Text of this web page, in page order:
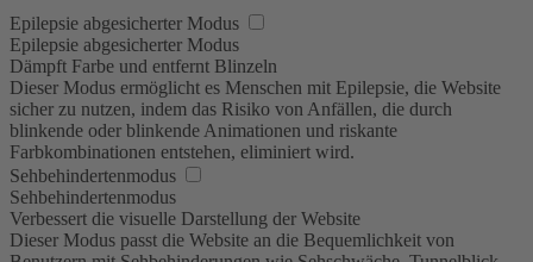
Epilepsie abgesicherter Modus
Epilepsie abgesicherter Modus
Dämpft Farbe und entfernt Blinzeln
Dieser Modus ermöglicht es Menschen mit Epilepsie, die Website
sicher zu nutzen, indem das Risiko von Anfällen, die durch
blinkende oder blinkende Animationen und riskante
Farbkombinationen entstehen, eliminiert wird.
Sehbehindertenmodus
Sehbehindertenmodus
Verbessert die visuelle Darstellung der Website
Dieser Modus passt die Website an die Bequemlichkeit von